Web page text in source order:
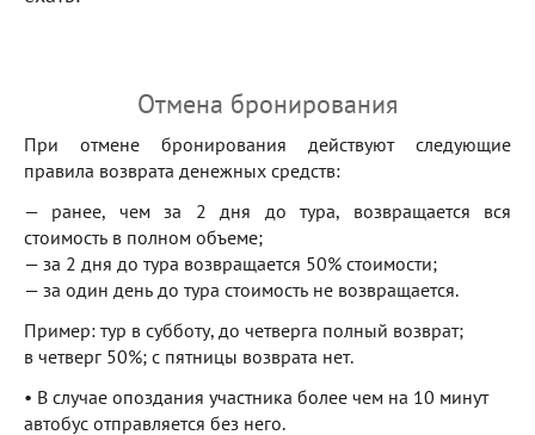
Отмена бронирования
При отмене бронирования действуют следующие
правила возврата денежных средств:
— ранее, чем за 2 дня до тура, возвращается вся
стоимость в полном объеме;
— за 2 дня до тура возвращается 50% стоимости;
— за один день до тура стоимость не возвращается.
Пример: тур в субботу, до четверга полный возврат;
в четверг 50%; с пятницы возврата нет.
• В случае опоздания участника более чем на 10 минут
автобус отправляется без него.